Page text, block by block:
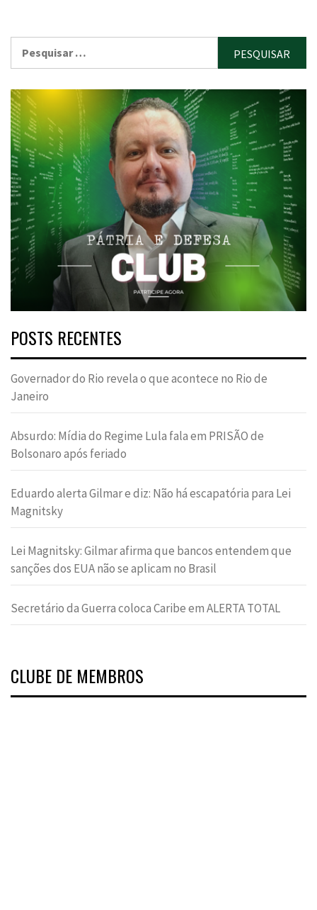
por:
POSTS RECENTES
Governador do Rio revela o que acontece no Rio de
Janeiro
Absurdo: Mídia do Regime Lula fala em PRISÃO de
Bolsonaro após feriado
Eduardo alerta Gilmar e diz: Não há escapatória para Lei
Magnitsky
Lei Magnitsky: Gilmar afirma que bancos entendem que
sanções dos EUA não se aplicam no Brasil
Secretário da Guerra coloca Caribe em ALERTA TOTAL
CLUBE DE MEMBROS